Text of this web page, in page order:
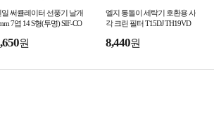
일 써큘레이터 선풍기 날개
7엽 14 S형(투명) SIF-CO
원
엘지 통돌이 세탁기 호환용 사
각 크린 필터 T15DJ TH19VD
8,440원